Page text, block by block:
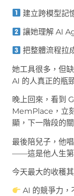
建立跨模型
讓她理解 AI
把整體流程拉
她工具很多，但
AI 的人真正的瓶
晚上回來，看到
MemPlace，立
顯，下一階段的
最後陪兒子，他
——這是他人生第
今天最大的收穫
AI 的競爭力，